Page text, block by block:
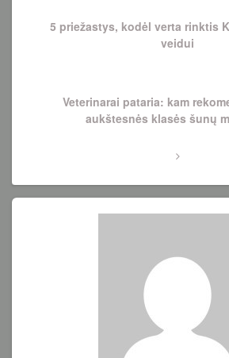
5 priežastys, kodėl verta rinktis
veidui
Veterinarai pataria: kam
aukštesnės klasės šunų